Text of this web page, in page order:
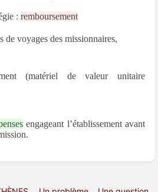
: remboursement
de voyages des missionnaires,
(matériel de valeur unitaire
engageant l’établissement avant